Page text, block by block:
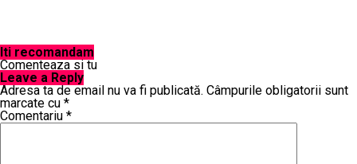
Iti recomandam
Comenteaza si tu
Leave a Reply
Adresa ta de email nu va fi publicată. Câmpurile obligatorii sunt
marcate cu *
Comentariu *